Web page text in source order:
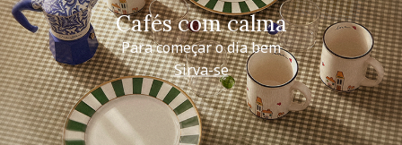
Cafés com calma
Para começar o dia bem
Sirva-se